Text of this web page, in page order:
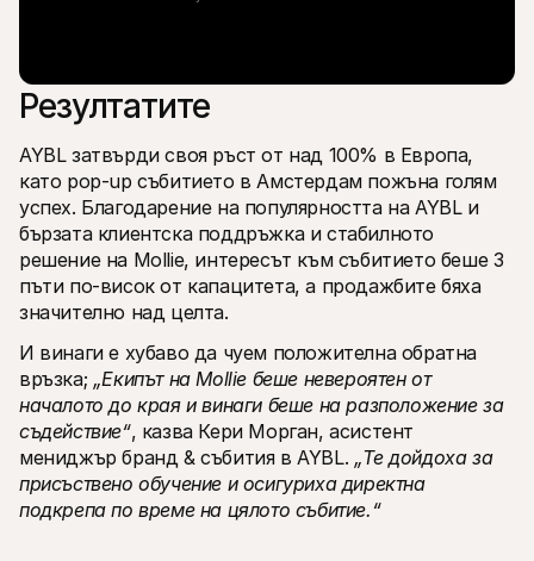
Резултатите
AYBL затвърди своя ръст от над 100% в Европа,
като pop-up събитието в Амстердам пожъна голям
успех. Благодарение на популярността на AYBL и
бързата клиентска поддръжка и стабилното
решение на Mollie, интересът към събитието беше 3
пъти по-висок от капацитета, а продажбите бяха
значително над целта.
И винаги е хубаво да чуем положителна обратна
връзка; „Екипът на Mollie беше невероятен от
началото до края и винаги беше на разположение за
съдействие“, казва Кери Морган, асистент
мениджър бранд & събития в AYBL. „Те дойдоха за
присъствено обучение и осигуриха директна
подкрепа по време на цялото събитие.“